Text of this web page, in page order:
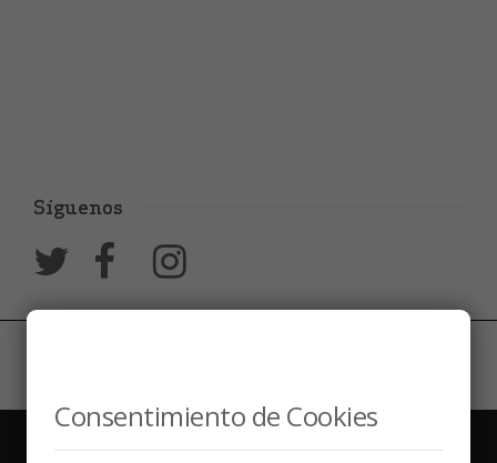
Síguenos
Consentimiento de Cookies